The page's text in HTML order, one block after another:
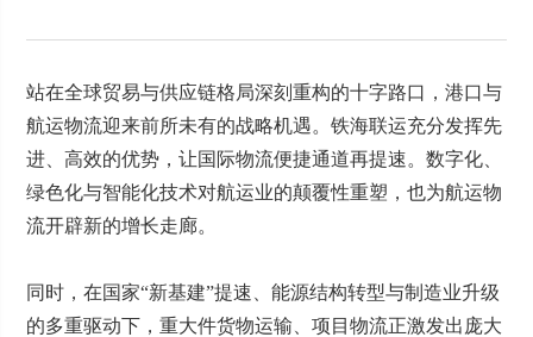
站在全球贸易与供应链格局深刻重构的十字路口，港口与
航运物流迎来前所未有的战略机遇。铁海联运充分发挥先
进、高效的优势，让国际物流便捷通道再提速。数字化、
绿色化与智能化技术对航运业的颠覆性重塑，也为航运物
流开辟新的增长走廊。
同时，在国家“新基建”提速、能源结构转型与制造业升级
的多重驱动下，重大件货物运输、项目物流正激发出庞大